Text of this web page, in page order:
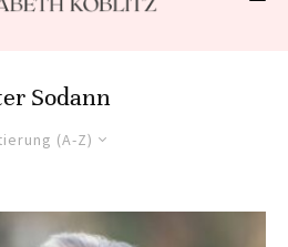
Sodann
(A-Z)